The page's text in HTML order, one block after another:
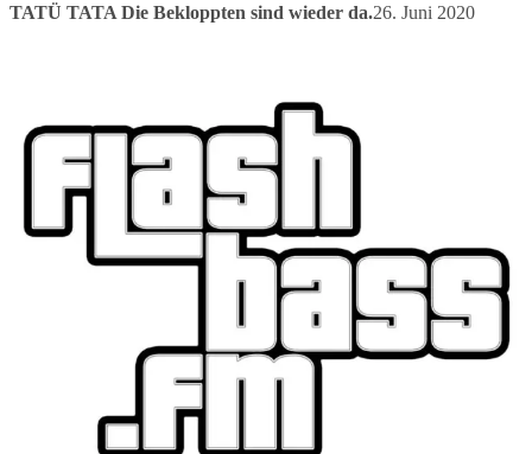
TATÜ TATA Die Bekloppten sind wieder da.26. Juni 2020